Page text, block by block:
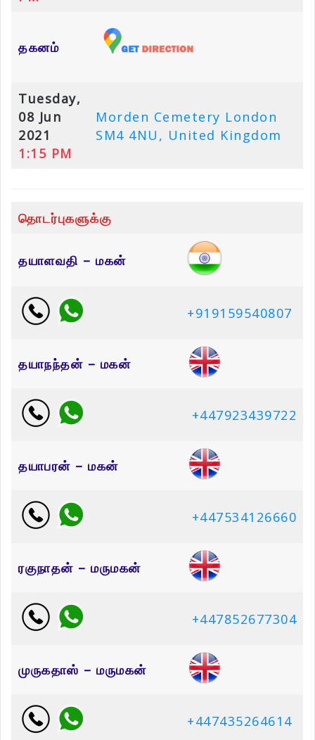
தகனம்
Tuesday,
08 Jun
2021
1:15 PM
Morden Cemetery London
SM4 4NU, United Kingdom
தொடர்புகளுக்கு
தயாளவதி – மகன்
+919159540807
தயாநந்தன் – மகன்
+447923439722
தயாபரன் – மகன்
+447534126660
ரகுநாதன் – மருமகன்
+447852677304
முருகதாஸ் – மருமகன்
+447435264614